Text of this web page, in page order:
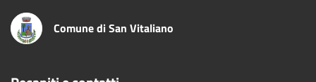
Comune di San Vitaliano